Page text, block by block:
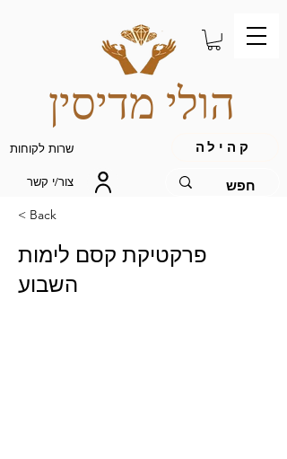
הולי מדיסין
שרות לקוחות קהילה
צור/י קשר
< Back
פרקטיקת קסם לימות
השבוע